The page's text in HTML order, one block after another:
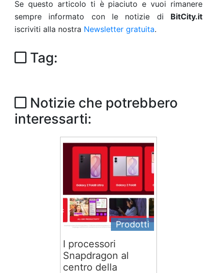
Se questo articolo ti è piaciuto e vuoi rimanere
sempre informato con le notizie di BitCity.it
iscriviti alla nostra Newsletter gratuita.
Tag:
Notizie che potrebbero
interessarti:
Prodotti
I processori
Snapdragon al
centro della